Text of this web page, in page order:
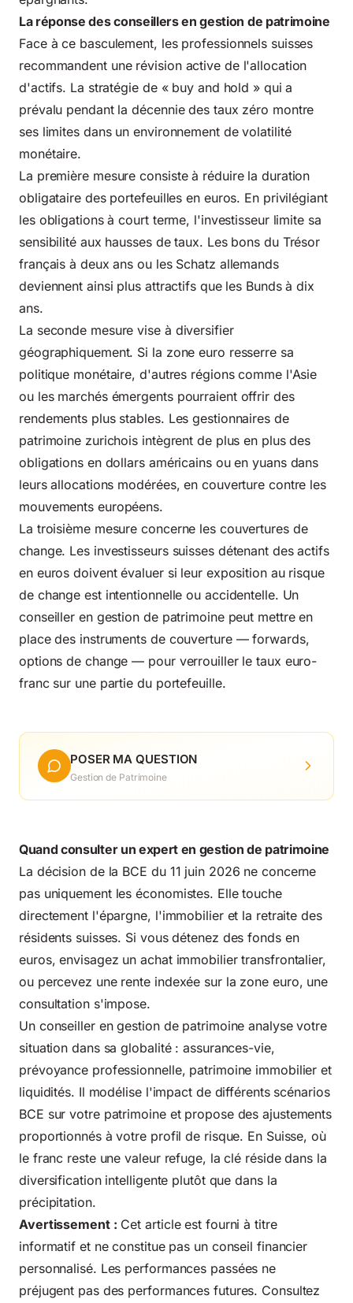
La réponse des conseillers en gestion de patrimoine
Face à ce basculement, les professionnels suisses
recommandent une révision active de l'allocation
d'actifs. La stratégie de « buy and hold » qui a
prévalu pendant la décennie des taux zéro montre
ses limites dans un environnement de volatilité
monétaire.
La première mesure consiste à réduire la duration
obligataire des portefeuilles en euros. En privilégiant
les obligations à court terme, l'investisseur limite sa
sensibilité aux hausses de taux. Les bons du Trésor
français à deux ans ou les Schatz allemands
deviennent ainsi plus attractifs que les Bunds à dix
ans.
La seconde mesure vise à diversifier
géographiquement. Si la zone euro resserre sa
politique monétaire, d'autres régions comme l'Asie
ou les marchés émergents pourraient offrir des
rendements plus stables. Les gestionnaires de
patrimoine zurichois intègrent de plus en plus des
obligations en dollars américains ou en yuans dans
leurs allocations modérées, en couverture contre les
mouvements européens.
La troisième mesure concerne les couvertures de
change. Les investisseurs suisses détenant des actifs
en euros doivent évaluer si leur exposition au risque
de change est intentionnelle ou accidentelle. Un
conseiller en gestion de patrimoine peut mettre en
place des instruments de couverture — forwards,
options de change — pour verrouiller le taux euro-
franc sur une partie du portefeuille.
POSER MA QUESTION
Gestion de Patrimoine
Quand consulter un expert en gestion de patrimoine
La décision de la BCE du 11 juin 2026 ne concerne
pas uniquement les économistes. Elle touche
directement l'épargne, l'immobilier et la retraite des
résidents suisses. Si vous détenez des fonds en
euros, envisagez un achat immobilier transfrontalier,
ou percevez une rente indexée sur la zone euro, une
consultation s'impose.
Un conseiller en gestion de patrimoine analyse votre
situation dans sa globalité : assurances-vie,
prévoyance professionnelle, patrimoine immobilier et
liquidités. Il modélise l'impact de différents scénarios
BCE sur votre patrimoine et propose des ajustements
proportionnés à votre profil de risque. En Suisse, où
le franc reste une valeur refuge, la clé réside dans la
diversification intelligente plutôt que dans la
précipitation.
Avertissement : Cet article est fourni à titre
informatif et ne constitue pas un conseil financier
personnalisé. Les performances passées ne
préjugent pas des performances futures. Consultez